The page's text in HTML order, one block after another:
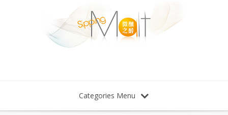
Categories Menu